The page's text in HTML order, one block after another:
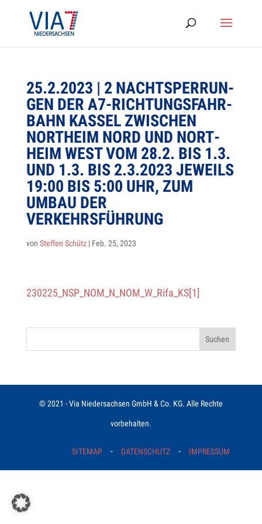
25.2.2023 | 2 NACHT­SPER­RUN­
GEN DER A7-RICH­TUNGS­FAHR­
BAHN KAS­SEL ZWI­SCHEN
NORT­HEIM NORD UND NORT­
HEIM WEST VOM 28.2. BIS 1.3.
UND 1.3. BIS 2.3.2023 JEWEILS
19:00 BIS 5:00 UHR, ZUM
UMBAU DER
VERKEHRSFÜHRUNG
von Steffen Schütz| Feb. 25, 2023
230225_NSP_NOM_N_NOM_W_Rifa_KS[1]
© 2021 - Via Niedersachsen GmbH & Co. KG. Alle Rechte
vorbehalten.
SITEMAP - DATENSCHUTZ - IMPRESSUM